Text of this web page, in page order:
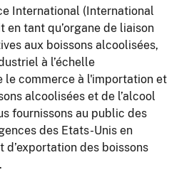
International (International
en tant qu’organe de liaison
aux boissons alcoolisées,
à l’échelle
commerce à l'importation et
alcoolisées et de l’alcool
fournissons au public des
des Etats-Unis en
d’exportation des boissons